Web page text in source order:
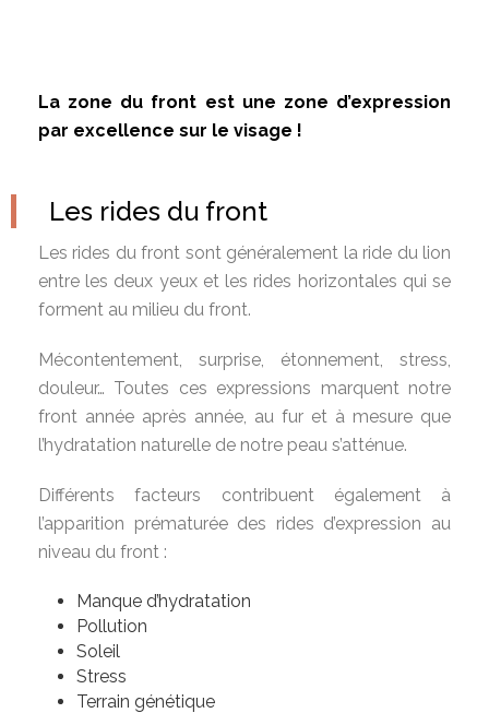
La zone du front est une zone d’expression
par excellence sur le visage !
Les rides du front
Les rides du front sont généralement la ride du lion
entre les deux yeux et les rides horizontales qui se
forment au milieu du front.
Mécontentement, surprise, étonnement, stress,
douleur… Toutes ces expressions marquent notre
front année après année, au fur et à mesure que
l’hydratation naturelle de notre peau s’atténue.
Différents facteurs contribuent également à
l’apparition prématurée des rides d’expression au
niveau du front :
Manque d’hydratation
Pollution
Soleil
Stress
Terrain génétique